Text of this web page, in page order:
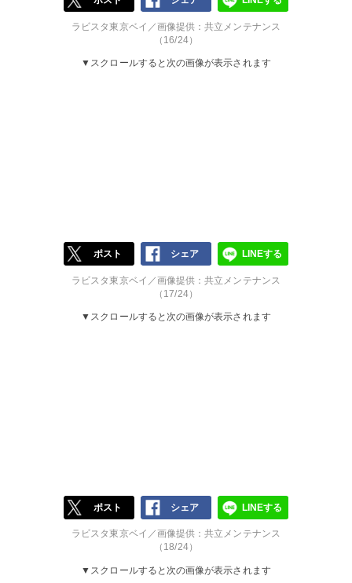
ラビスタ東京ベイ／画像提供：共立メンテナンス
（16/24）
▼スクロールすると次の画像が表示されます
ポスト シェア LINEする
ラビスタ東京ベイ／画像提供：共立メンテナンス
（17/24）
▼スクロールすると次の画像が表示されます
ポスト シェア LINEする
ラビスタ東京ベイ／画像提供：共立メンテナンス
（18/24）
▼スクロールすると次の画像が表示されます